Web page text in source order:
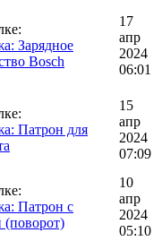
Зарядное
Bosch
17
апр
2024
06:01
Патрон для
15
апр
2024
07:09
Патрон с
(поворот)
10
апр
2024
05:10